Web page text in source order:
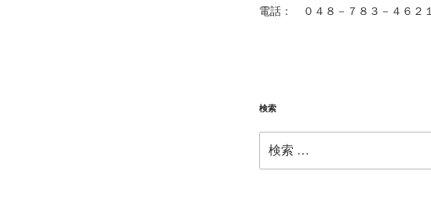
電話： ０４８－７８３－４６２１
検索
索: